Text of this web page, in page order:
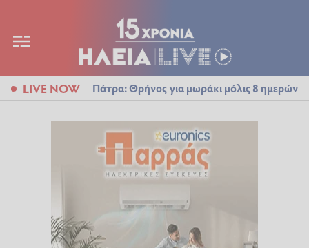
LIVE NOW Πάτρα: Θρήνος για μωράκι μόλις 8 ημερών